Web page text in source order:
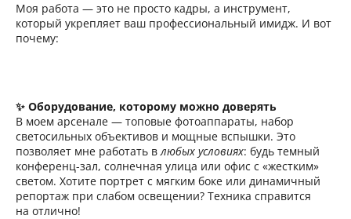
Моя работа — это не просто кадры, а инструмент,
который укрепляет ваш профессиональный имидж. И вот
почему:
✨ Оборудование, которому можно доверять
В моем арсенале — топовые фотоаппараты, набор
светосильных объективов и мощные вспышки. Это
позволяет мне работать в любых условиях: будь темный
конференц-зал, солнечная улица или офис с «жестким»
светом. Хотите портрет с мягким боке или динамичный
репортаж при слабом освещении? Техника справится
на отлично!